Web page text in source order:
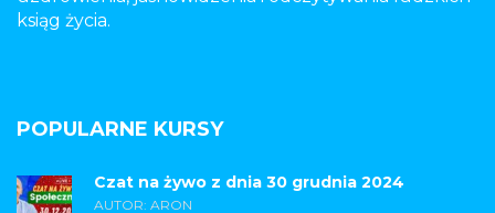
ksiąg życia.
POPULARNE KURSY
Czat na żywo z dnia 30 grudnia 2024
AUTOR: ARON